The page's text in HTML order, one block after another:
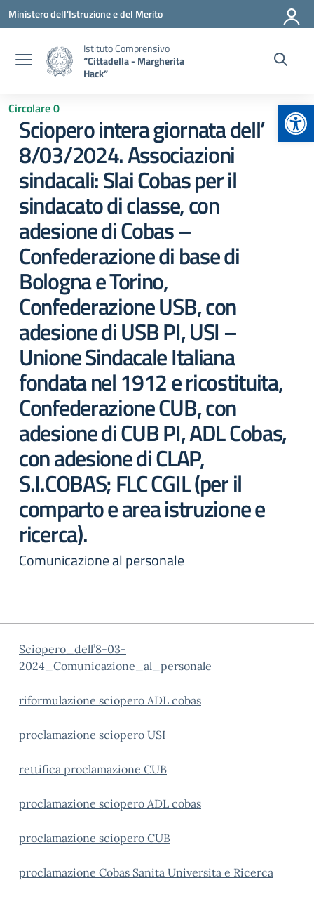
Vai ai contenuti
Vai al menu di navigazione
Vai al footer
Ministero dell'Istruzione e del Merito
Istituto Comprensivo
“Cittadella - Margherita
Hack”
Circolare 0
Sciopero intera giornata dell’
8/03/2024. Associazioni
sindacali: Slai Cobas per il
sindacato di classe, con
adesione di Cobas –
Confederazione di base di
Bologna e Torino,
Confederazione USB, con
adesione di USB PI, USI –
Unione Sindacale Italiana
fondata nel 1912 e ricostituita,
Confederazione CUB, con
adesione di CUB PI, ADL Cobas,
con adesione di CLAP,
S.I.COBAS; FLC CGIL (per il
comparto e area istruzione e
ricerca).
Comunicazione al personale
Sciopero_dell’8-03-
2024_Comunicazione_al_personale
riformulazione sciopero ADL cobas
proclamazione sciopero USI
rettifica proclamazione CUB
proclamazione sciopero ADL cobas
proclamazione sciopero CUB
proclamazione Cobas Sanita Universita e Ricerca